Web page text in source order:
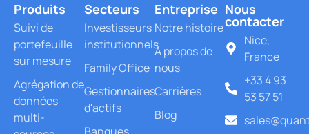
Produits
Suivi de
portefeuille
sur mesure
Agrégation de
données
multi-
Secteurs
Investisseurs
institutionnels
Family Office
Gestionnaires
d'actifs
Entreprise
Notre histoire
À propos de
nous
Carrières
Blog
Nous
contacter
Nice,
France
+33 4 93
53 57 51